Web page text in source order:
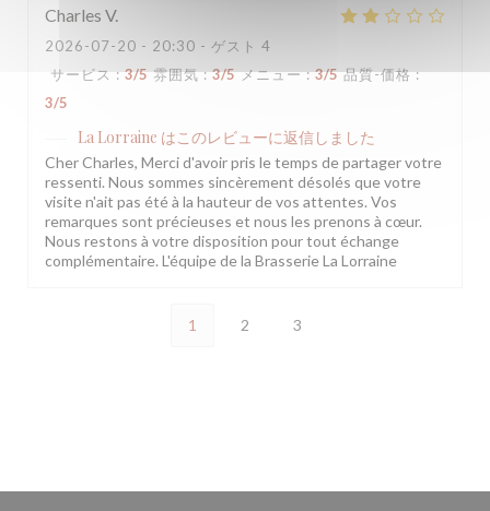
Charles V
2026-07-20 - 20:30 - ゲスト 4
サービス : 3/5 雰囲気: 3/5 メニュー: 3/5 品質-価格:
3/5
La Lorraine はこのレビューに返信しました
Cher Charles, Merci d'avoir pris le temps de partager votre
ressenti. Nous sommes sincèrement désolés que votre
visite n'ait pas été à la hauteur de vos attentes. Vos
remarques sont précieuses et nous les prenons à cœur.
Nous restons à votre disposition pour tout échange
complémentaire. L'équipe de la Brasserie La Lorraine
1 2 3